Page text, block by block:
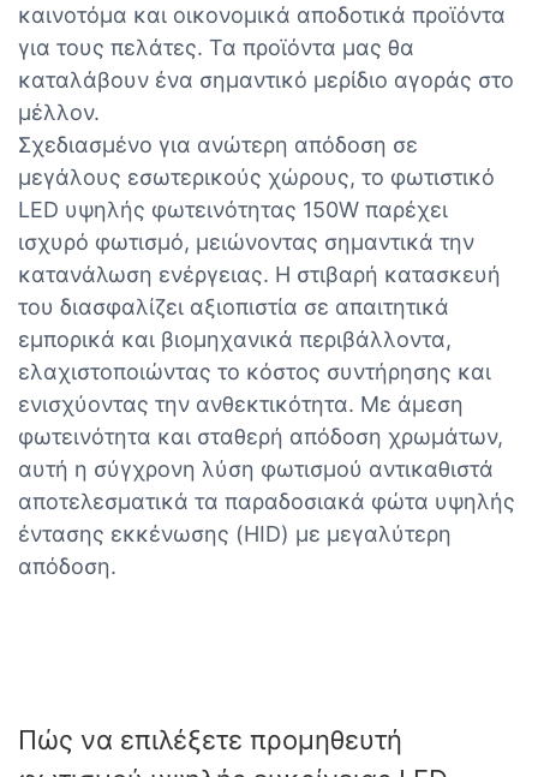
καινοτόμα και οικονομικά αποδοτικά προϊόντα
για τους πελάτες. Τα προϊόντα μας θα
καταλάβουν ένα σημαντικό μερίδιο αγοράς στο
μέλλον.
Σχεδιασμένο για ανώτερη απόδοση σε
μεγάλους εσωτερικούς χώρους, το φωτιστικό
LED υψηλής φωτεινότητας 150W παρέχει
ισχυρό φωτισμό, μειώνοντας σημαντικά την
κατανάλωση ενέργειας. Η στιβαρή κατασκευή
του διασφαλίζει αξιοπιστία σε απαιτητικά
εμπορικά και βιομηχανικά περιβάλλοντα,
ελαχιστοποιώντας το κόστος συντήρησης και
ενισχύοντας την ανθεκτικότητα. Με άμεση
φωτεινότητα και σταθερή απόδοση χρωμάτων,
αυτή η σύγχρονη λύση φωτισμού αντικαθιστά
αποτελεσματικά τα παραδοσιακά φώτα υψηλής
έντασης εκκένωσης (HID) με μεγαλύτερη
απόδοση.
Πώς να επιλέξετε προμηθευτή